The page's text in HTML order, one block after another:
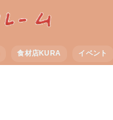
食材店KURA イベント